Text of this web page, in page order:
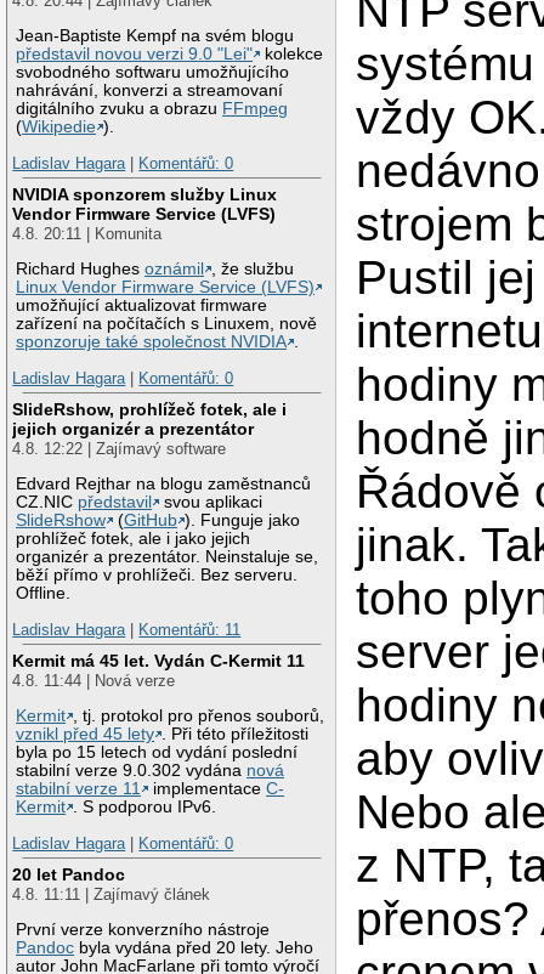
Jean-Baptiste Kempf na svém blogu
představil novou verzi 9.0 "Lei"
kolekce
svobodného softwaru umožňujícího
nahrávání, konverzi a streamovaní
digitálního zvuku a obrazu FFmpeg
(Wikipedie ).
Ladislav Hagara
Komentářů: 0
NVIDIA sponzorem služby Linux
Vendor Firmware Service (LVFS)
4.8. 20:11 | Komunita
Richard Hughesoznámil
, že službu
Linux Vendor Firmware Service (LVFS)
umožňující aktualizovat firmware
zařízení na počítačích s Linuxem, nově
sponzoruje také společnost NVIDIA .
Ladislav Hagara | Komentářů: 0
SlideRshow, prohlížeč fotek, ale i
jejich organizér a prezentátor
4.8. 12:22 | Zajímavý software
Edvard Rejthar na blogu zaměstnanců
CZ.NIC představil
svou aplikaci
SlideRshow
(GitHub ). Funguje jako
prohlížeč fotek, ale i jako jejich
organizér a prezentátor. Neinstaluje se,
běží přímo v prohlížeči. Bez serveru.
Offline.
Ladislav Hagara | Komentářů: 11
Kermit má 45 let. Vydán C-Kermit 11
4.8. 11:44 | Nová verze
Kermit , tj. protokol pro přenos souborů,
vznikl před 45 lety . Při této příležitosti
byla po 15 letech od vydání poslední
stabilní verze 9.0.302 vydána nová
stabilní verze 11
implementaceC-
Kermit . S podporou IPv6.
Ladislav Hagara | Komentářů: 0
20 let Pandoc
4.8. 11:11 | Zajímavý článek
První verze konverzního nástroje
Pandoc byla vydána před 20 lety. Jeho
autor John MacFarlane při tomto výročí
NTP
vždy
strojem
Pustil
hodiny
hodně
Řádově
jinak.
toho
server
hodiny
aby
Nebo
z NTP,
přenos?